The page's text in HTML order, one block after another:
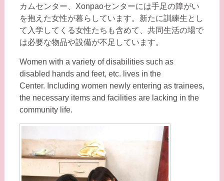
カムセンター、Xonpaoセンターには手足の障がい
を抱えた女性が暮らしています。新たに訓練生とし
て入学してくる女性たちも含めて、共同生活の場で
は必要な物品や設備が不足しています。
Women with a variety of disabilities such as
disabled hands and feet, etc. lives in the
Center. Including women newly entering as trainees,
the necessary items and facilities are lacking in the
community life.